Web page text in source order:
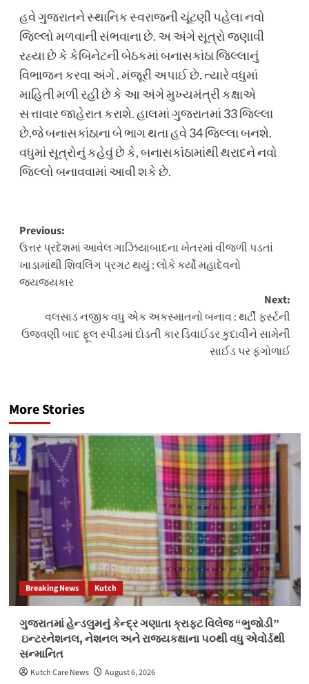
હવે ગુજરાતને સ્થાનિક સ્વરાજની ચૂંટણી પહેલા નવો
જિલ્લો મળવાની સંભવાના છે. અ અંગે સૂત્રો જણાવી
રહ્યા છે કે કેબિનેટની બેઠકમાં બનાસકાંઠા જિલ્લાનું
વિભાજન કરવા અંગે . મંજૂરી અપાઈ છે. ત્યારે વધુમાં
માહિતી મળી રહી છે કે આ અંગે મુખ્યમંત્રી કક્ષાએ
સત્તાવાર જાહેરાત કરાશે. હાલમાં ગુજરાતમાં 33 જિલ્લા
છે.જે બનાસકાંઠાના બે ભાગ થતા હવે 34 જિલ્લા બનશે.
વધુમાં સૂત્રોનું કહેવું છે કે, બનાસકાંઠામાંથી થરાદને નવો
જિલ્લો બનાવવામાં આવી શકે છે.
Post
navigation
Previous:
ઉત્તર પ્રદેશમાં આવેલ ગાઝિયાબાદના ખેતરમાં વીજળી પડતાં
ખાડામાંથી શિવલિંગ પ્રગટ થયું : લોકે કર્યો મહાદેવનો
જયજયકાર
Next:
વલસાડ નજીક વધુ એક અકસ્માતનો બનાવ : થર્ટી ફર્સ્ટની
ઉજવણી બાદ ફૂલ સ્પીડમાં દોડતી કાર ડિવાઈડર કુદાવીને સામેની
સાઈડ પર ફંગોળાઈ
More Stories
Breaking News Kutch
ગુજરાતમાં હેન્ડલુમનું કેન્દ્ર ગણાતા ક્રાફ્ટ વિલેજ “ભુજોડી”
ઇન્ટરનેશનલ, નેશનલ અને રાજ્યકક્ષાના ૫૦થી વધુ એવોર્ડથી
સન્માનિત
Kutch Care News August 6, 2026